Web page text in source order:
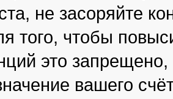
не засоряйте
того, чтобы
это
вашего